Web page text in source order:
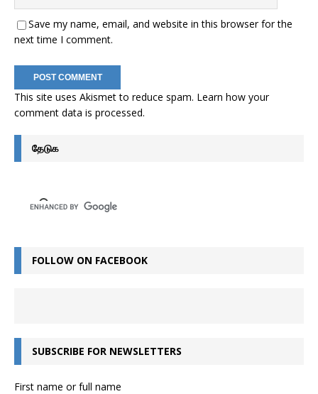
Save my name, email, and website in this browser for the
next time I comment.
This site uses Akismet to reduce spam. Learn how your
comment data is processed.
தேடுக
FOLLOW ON FACEBOOK
SUBSCRIBE FOR NEWSLETTERS
First name or full name